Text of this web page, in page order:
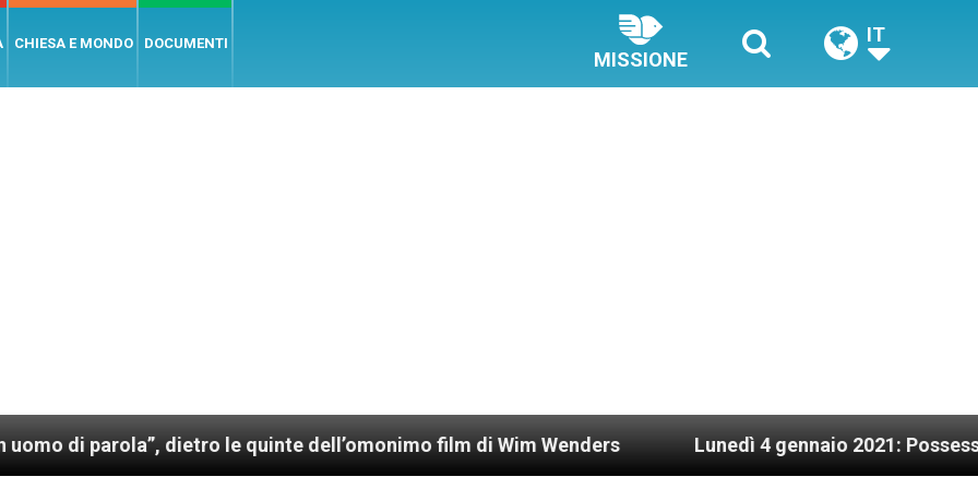
CHIESA E MONDO DOCUMENTI
MISSIONE
IT
dietro le quinte dell’omonimo film di Wim Wenders Lunedì 4 gennaio 2021: Possesso